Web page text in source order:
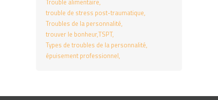
Trouble alimentaire
trouble de stress post-traumatique
Troubles de la personnalité
trouver le bonheurTSPT
Types de troubles de la personnalité
épuisement professionnel